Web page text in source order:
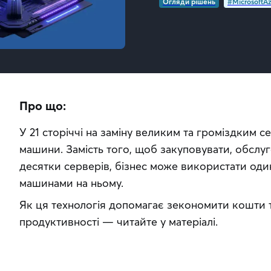
Про що:
У 21 сторіччі на заміну великим та громіздким
машини. Замість того, щоб закуповувати,
десятки серверів, бізнес може використати
машинами на ньому.
Як ця технологія допомагає зекономити кошти
продуктивності — читайте у матеріалі.